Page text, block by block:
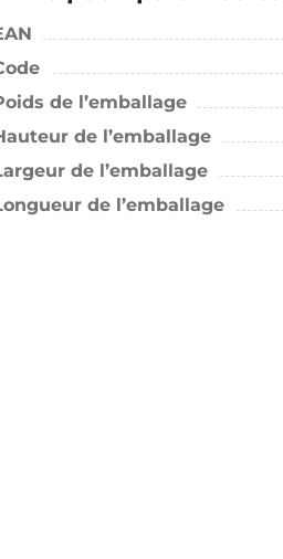
de l’emballage
de l’emballage
de l’emballage
de l’emballage